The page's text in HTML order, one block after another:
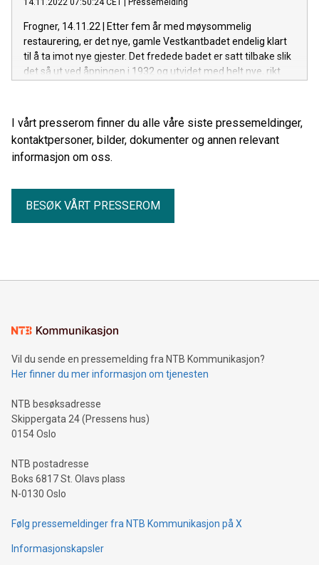
14.11.2022 07:50:24 CET Pressemelding
Frogner, 14.11.22 | Etter fem år med møysommelig
restaurering, er det nye, gamle Vestkantbadet endelig klart
til å ta imot nye gjester. Det fredede badet er satt tilbake slik
det så ut ved åpningen i 1932 og utvidet med helt nye, rikt
Vestkantbadet byens største velværesenter.
I vårt presserom finner du alle våre siste pressemeldinger,
kontaktpersoner, bilder, dokumenter og annen relevant
informasjon om oss.
BESØK VÅRT PRESSEROM
Vil du sende en pressemelding fra NTB Kommunikasjon?
Her finner du mer informasjon om tjenesten
NTB besøksadresse
Skippergata 24 (Pressens hus)
0154 Oslo
NTB postadresse
Boks 6817 St. Olavs plass
N-0130 Oslo
Følg pressemeldinger fra NTB Kommunikasjon på X
Informasjonskapsler